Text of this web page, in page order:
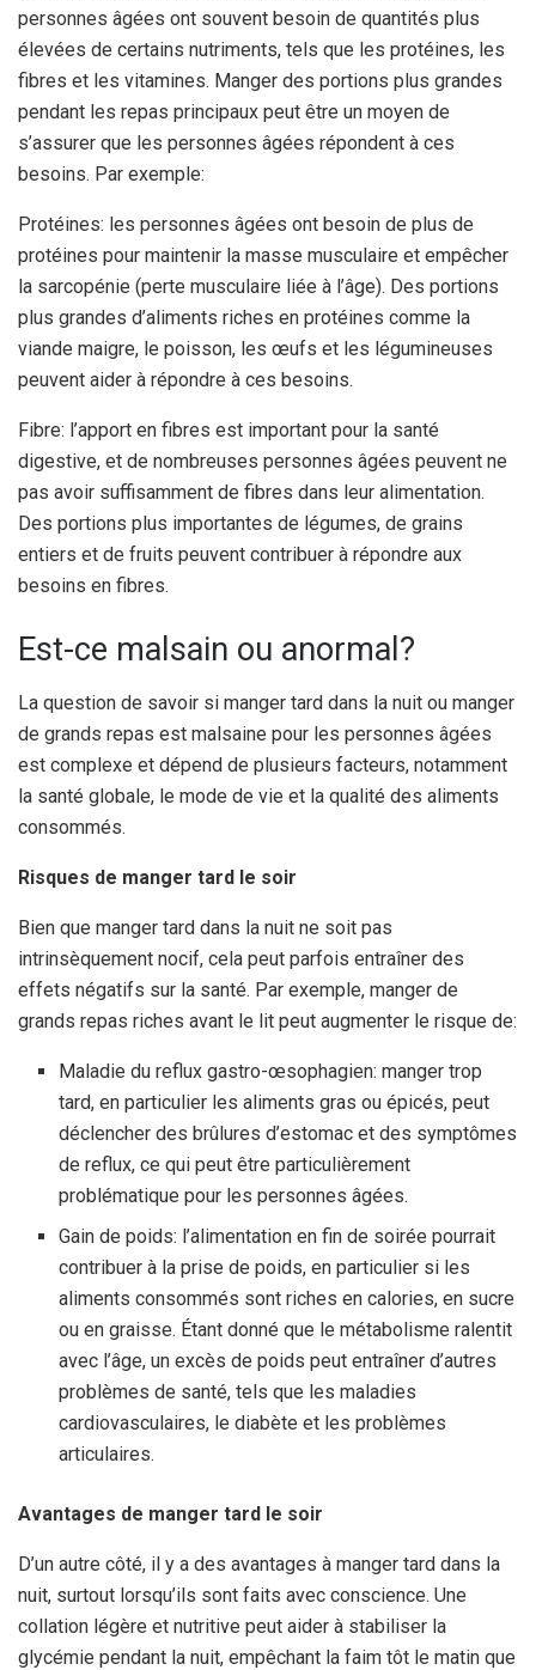
personnes âgées ont souvent besoin de quantités plus
élevées de certains nutriments, tels que les protéines, les
fibres et les vitamines. Manger des portions plus grandes
pendant les repas principaux peut être un moyen de
s’assurer que les personnes âgées répondent à ces
besoins. Par exemple:
Protéines: les personnes âgées ont besoin de plus de
protéines pour maintenir la masse musculaire et empêcher
la sarcopénie (perte musculaire liée à l’âge). Des portions
plus grandes d’aliments riches en protéines comme la
viande maigre, le poisson, les œufs et les légumineuses
peuvent aider à répondre à ces besoins.
Fibre: l’apport en fibres est important pour la santé
digestive, et de nombreuses personnes âgées peuvent ne
pas avoir suffisamment de fibres dans leur alimentation.
Des portions plus importantes de légumes, de grains
entiers et de fruits peuvent contribuer à répondre aux
besoins en fibres.
Est-ce malsain ou anormal?
La question de savoir si manger tard dans la nuit ou manger
de grands repas est malsaine pour les personnes âgées
est complexe et dépend de plusieurs facteurs, notamment
la santé globale, le mode de vie et la qualité des aliments
consommés.
Risques de manger tard le soir
Bien que manger tard dans la nuit ne soit pas
intrinsèquement nocif, cela peut parfois entraîner des
effets négatifs sur la santé. Par exemple, manger de
grands repas riches avant le lit peut augmenter le risque de:
Maladie du reflux gastro-œsophagien: manger trop
tard, en particulier les aliments gras ou épicés, peut
déclencher des brûlures d’estomac et des symptômes
de reflux, ce qui peut être particulièrement
problématique pour les personnes âgées.
Gain de poids: l’alimentation en fin de soirée pourrait
contribuer à la prise de poids, en particulier si les
aliments consommés sont riches en calories, en sucre
ou en graisse. Étant donné que le métabolisme ralentit
avec l’âge, un excès de poids peut entraîner d’autres
problèmes de santé, tels que les maladies
cardiovasculaires, le diabète et les problèmes
articulaires.
Avantages de manger tard le soir
D’un autre côté, il y a des avantages à manger tard dans la
nuit, surtout lorsqu’ils sont faits avec conscience. Une
collation légère et nutritive peut aider à stabiliser la
glycémie pendant la nuit, empêchant la faim tôt le matin que